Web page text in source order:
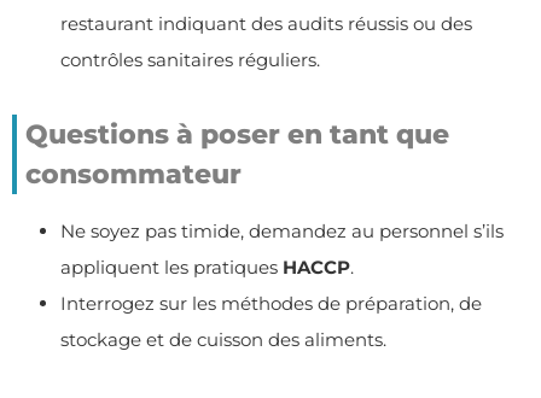
restaurant indiquant des audits réussis ou des
contrôles sanitaires réguliers.
Questions à poser en tant que
consommateur
Ne soyez pas timide, demandez au personnel s’ils
appliquent les pratiques HACCP.
Interrogez sur les méthodes de préparation, de
stockage et de cuisson des aliments.